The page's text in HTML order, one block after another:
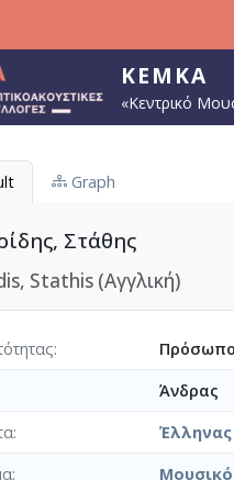
ΚΕΜΚΑ
«Κεντρικό
Graph
Στάθης
Stathis (Αγγλική)
Πρόσωπο
Άνδρας
Έλληνας